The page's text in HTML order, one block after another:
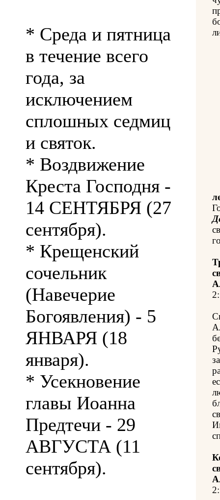
* Среда и пятница
в течение всего
года, за
исключением
сплошных седмиц
и святок.
* Воздвижение
Креста Господня -
14 СЕНТЯБРЯ (27
сентября).
* Крещенский
сочельник
(Навечерие
Богоявления) - 5
ЯНВАРЯ (18
января).
* Усекновение
главы Иоанна
Предтечи - 29
АВГУСТА (11
сентября).
2:
2: